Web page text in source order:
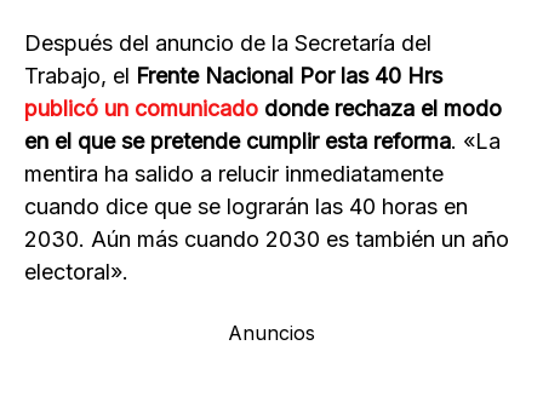
Después del anuncio de la Secretaría del
Trabajo, el Frente Nacional Por las 40 Hrs
publicó un comunicado donde rechaza el modo
en el que se pretende cumplir esta reforma. «La
mentira ha salido a relucir inmediatamente
cuando dice que se lograrán las 40 horas en
2030. Aún más cuando 2030 es también un año
electoral».
Anuncios